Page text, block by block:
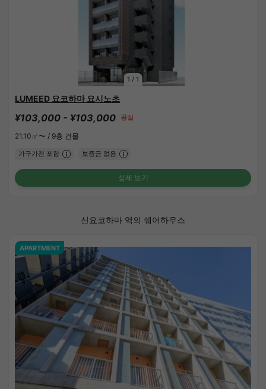
1 / 1
LUMEED 요코하마 요시노초
¥103,000 - ¥103,000 공실
21.10㎡〜 / 9층 건물
가구가전 포함 보증금 없음
상세 보기
신요코하마 역의 쉐어하우스
APARTMENT